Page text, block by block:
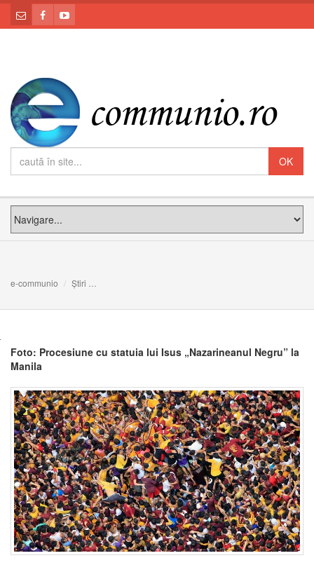
e-communio Știri
Foto: Procesiune cu statuia lui Isus „Nazarineanul Negru” la
Manila